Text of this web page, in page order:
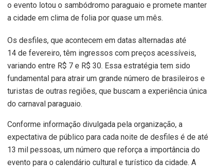
o evento lotou o sambódromo paraguaio e promete manter
a cidade em clima de folia por quase um mês.
Os desfiles, que acontecem em datas alternadas até
14 de fevereiro, têm ingressos com preços acessíveis,
variando entre R$ 7 e R$ 30. Essa estratégia tem sido
fundamental para atrair um grande número de brasileiros e
turistas de outras regiões, que buscam a experiência única
do carnaval paraguaio.
Conforme informação divulgada pela organização, a
expectativa de público para cada noite de desfiles é de até
13 mil pessoas, um número que reforça a importância do
evento para o calendário cultural e turístico da cidade. A